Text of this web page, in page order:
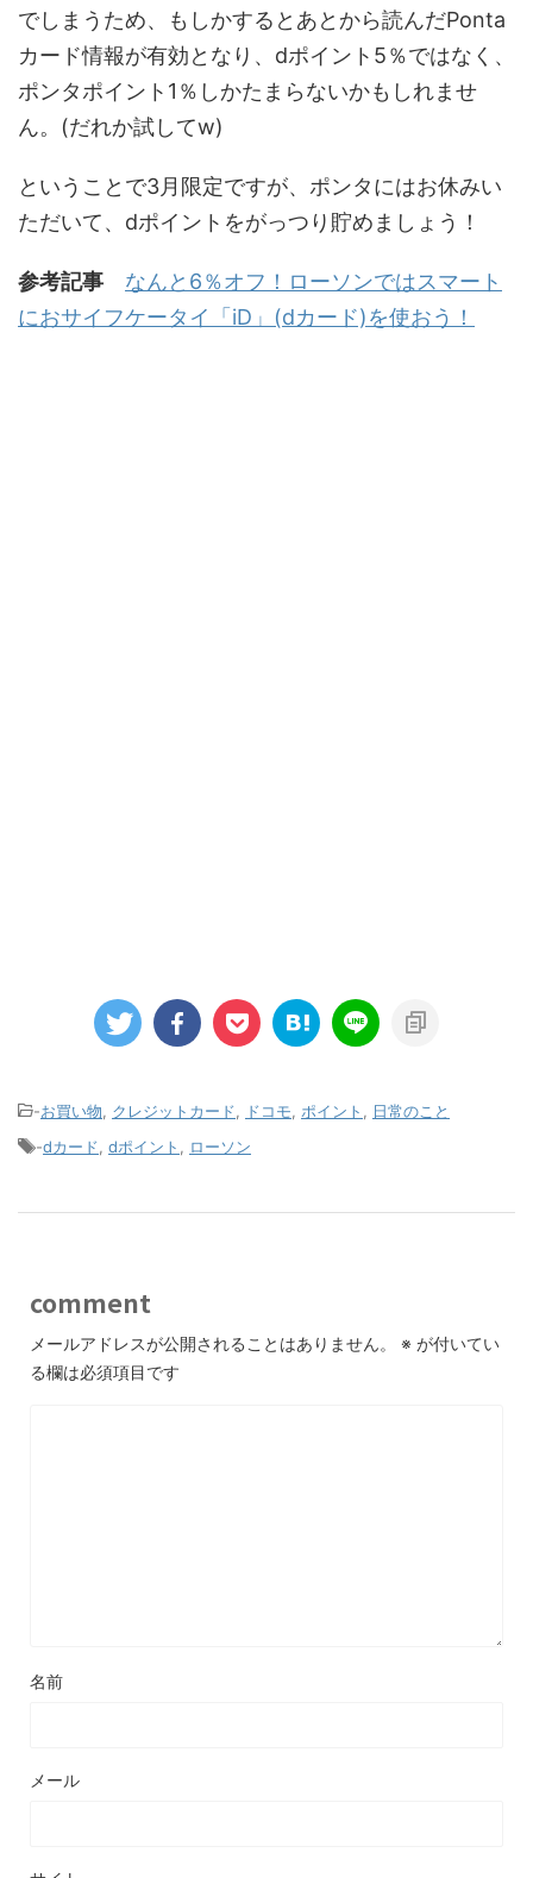
でしまうため、もしかするとあとから読んだPonta
カード情報が有効となり、dポイント5％ではなく、
ポンタポイント1％しかたまらないかもしれませ
ん。(だれか試してw)
ということで3月限定ですが、ポンタにはお休みい
ただいて、dポイントをがっつり貯めましょう！
参考記事
なんと6％オフ！ローソンではスマート
におサイフケータイ「iD」(dカード)を使おう！
-お買い物, クレジットカード, ドコモ, ポイント , 日常のこと
-dカード, dポイント , ローソン
comment
メールアドレスが公開されることはありません。 ※ が付いてい
る欄は必須項目です
名前
メール